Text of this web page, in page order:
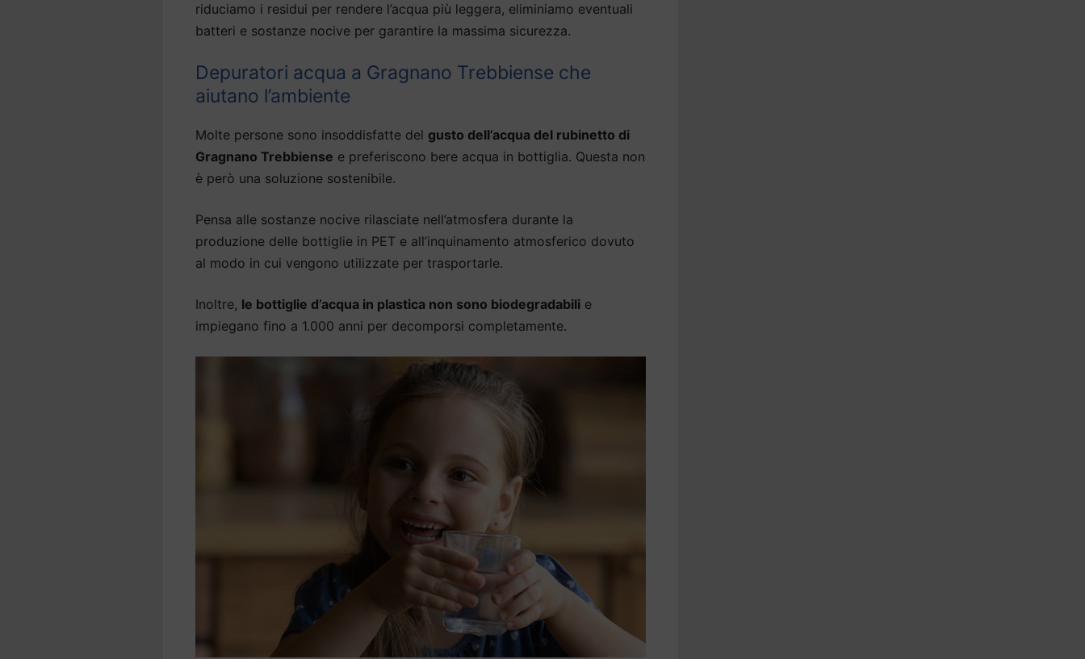
riduciamo i residui per rendere l’acqua più leggera, eliminiamo eventuali
batteri e sostanze nocive per garantire la massima sicurezza.
Depuratori acqua a Gragnano Trebbiense che
aiutano l’ambiente
Molte persone sono insoddisfatte del gusto dell’acqua del rubinetto di
Gragnano Trebbiense e preferiscono bere acqua in bottiglia. Questa non
è però una soluzione sostenibile.
Pensa alle sostanze nocive rilasciate nell’atmosfera durante la
produzione delle bottiglie in PET e all’inquinamento atmosferico dovuto
al modo in cui vengono utilizzate per trasportarle.
Inoltre, le bottiglie d’acqua in plastica non sono biodegradabili e
impiegano fino a 1.000 anni per decomporsi completamente.